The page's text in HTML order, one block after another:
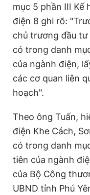
mục 5 phần III Kế
điện 8 ghi rõ:
chủ trương đầu
có trong danh
của ngành điện,
các cơ quan liên
hoạch".
Theo ông Tuấn,
điện Khe Cách,
có trong danh
tiên của ngành
của Bộ Công
UBND tỉnh Phú